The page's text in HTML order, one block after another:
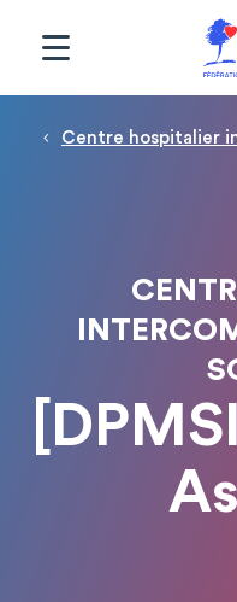
Fil d'Ariane
Centre hospitalier
Panneau de gestion